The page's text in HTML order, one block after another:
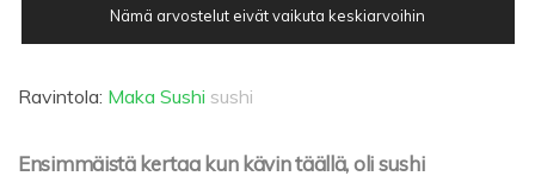
Nämä arvostelut eivät vaikuta keskiarvoihin
Ravintola: Maka Sushi sushi
Ensimmäistä kertaa kun kävin täällä, oli sushi